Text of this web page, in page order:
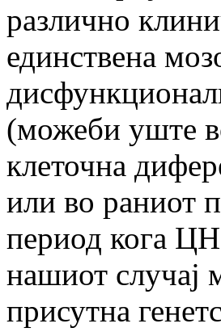
различно
единствена
(можеби уште
клеточна
или во раниот
период кога
нашиот случај
присутна